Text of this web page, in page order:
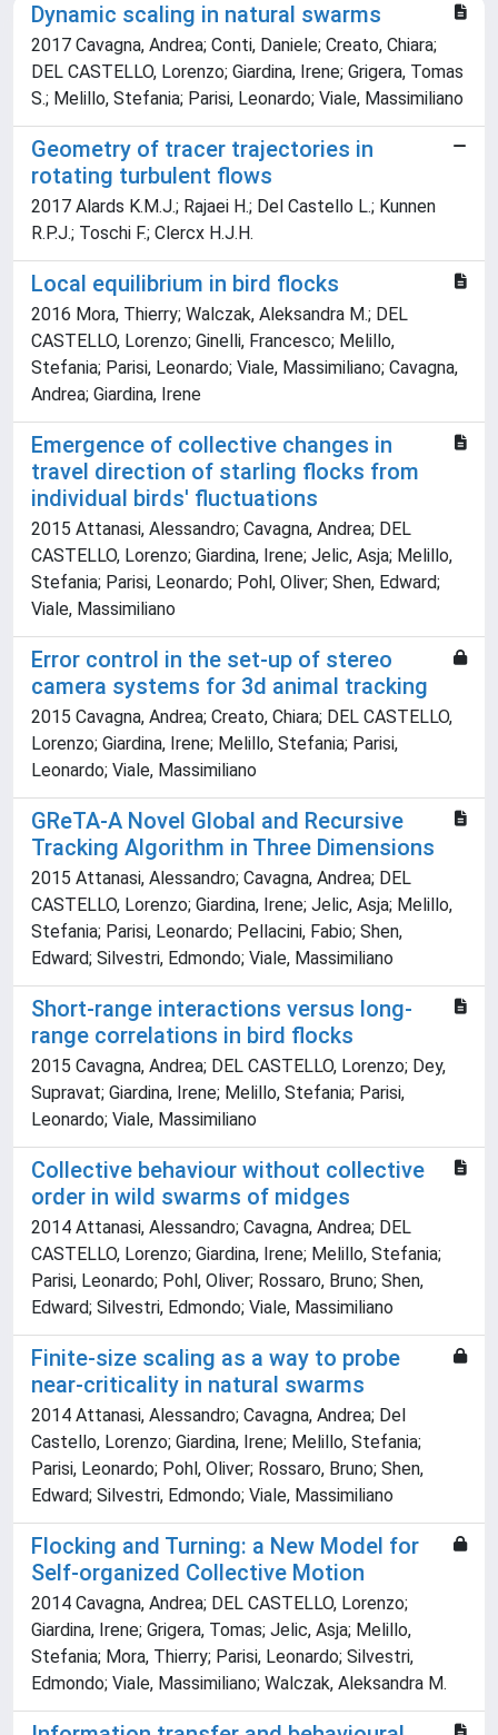
Dynamic scaling in natural swarms
2017 Cavagna, Andrea; Conti, Daniele; Creato, Chiara;
DEL CASTELLO, Lorenzo; Giardina, Irene; Grigera, Tomas
S.; Melillo, Stefania; Parisi, Leonardo; Viale, Massimiliano
Geometry of tracer trajectories in
rotating turbulent flows
2017 Alards K.M.J.; Rajaei H.; Del Castello L.; Kunnen
R.P.J.; Toschi F.; Clercx H.J.H.
Local equilibrium in bird flocks
2016 Mora, Thierry; Walczak, Aleksandra M.; DEL
CASTELLO, Lorenzo; Ginelli, Francesco; Melillo,
Stefania; Parisi, Leonardo; Viale, Massimiliano; Cavagna,
Andrea; Giardina, Irene
Emergence of collective changes in
travel direction of starling flocks from
individual birds' fluctuations
2015 Attanasi, Alessandro; Cavagna, Andrea; DEL
CASTELLO, Lorenzo; Giardina, Irene; Jelic, Asja; Melillo,
Stefania; Parisi, Leonardo; Pohl, Oliver; Shen, Edward;
Viale, Massimiliano
Error control in the set-up of stereo
camera systems for 3d animal tracking
2015 Cavagna, Andrea; Creato, Chiara; DEL CASTELLO,
Lorenzo; Giardina, Irene; Melillo, Stefania; Parisi,
Leonardo; Viale, Massimiliano
GReTA-A Novel Global and Recursive
Tracking Algorithm in Three Dimensions
2015 Attanasi, Alessandro; Cavagna, Andrea; DEL
CASTELLO, Lorenzo; Giardina, Irene; Jelic, Asja; Melillo,
Stefania; Parisi, Leonardo; Pellacini, Fabio; Shen,
Edward; Silvestri, Edmondo; Viale, Massimiliano
Short-range interactions versus long-
range correlations in bird flocks
2015 Cavagna, Andrea; DEL CASTELLO, Lorenzo; Dey,
Supravat; Giardina, Irene; Melillo, Stefania; Parisi,
Leonardo; Viale, Massimiliano
Collective behaviour without collective
order in wild swarms of midges
2014 Attanasi, Alessandro; Cavagna, Andrea; DEL
CASTELLO, Lorenzo; Giardina, Irene; Melillo, Stefania;
Parisi, Leonardo; Pohl, Oliver; Rossaro, Bruno; Shen,
Edward; Silvestri, Edmondo; Viale, Massimiliano
Finite-size scaling as a way to probe
near-criticality in natural swarms
2014 Attanasi, Alessandro; Cavagna, Andrea; Del
Castello, Lorenzo; Giardina, Irene; Melillo, Stefania;
Parisi, Leonardo; Pohl, Oliver; Rossaro, Bruno; Shen,
Edward; Silvestri, Edmondo; Viale, Massimiliano
Flocking and Turning: a New Model for
Self-organized Collective Motion
2014 Cavagna, Andrea; DEL CASTELLO, Lorenzo;
Giardina, Irene; Grigera, Tomas; Jelic, Asja; Melillo,
Stefania; Mora, Thierry; Parisi, Leonardo; Silvestri,
Edmondo; Viale, Massimiliano; Walczak, Aleksandra M.